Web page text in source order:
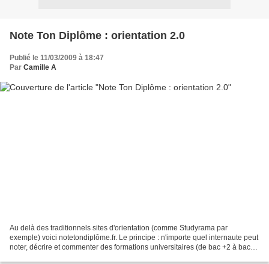
Note Ton Diplôme : orientation 2.0
Publié le 11/03/2009 à 18:47
Par Camille A
Au delà des traditionnels sites d'orientation (comme Studyrama par
exemple) voici notetondiplôme.fr. Le principe : n'importe quel internaute peut
noter, décrire et commenter des formations universitaires (de bac +2 à bac